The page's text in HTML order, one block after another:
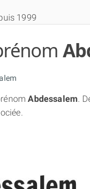
1999
Abdessalem.